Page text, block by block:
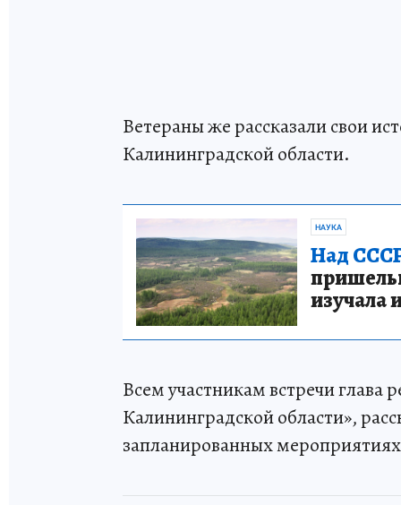
Ветераны же рассказали свои
Калининградской области.
НАУКА
Над
изучала
Всем участникам встречи глава
Калининградской области»,
запланированных